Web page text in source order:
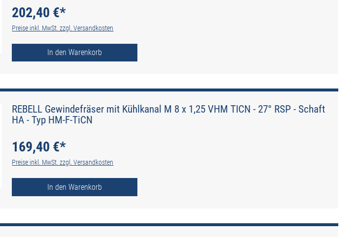
202,40 €*
Preise inkl. MwSt. zzgl. Versandkosten
In den Warenkorb
REBELL Gewindefräser mit Kühlkanal M 8 x 1,25 VHM TICN - 27° RSP - Schaft
HA - Typ HM-F-TiCN
169,40 €*
Preise inkl. MwSt. zzgl. Versandkosten
In den Warenkorb